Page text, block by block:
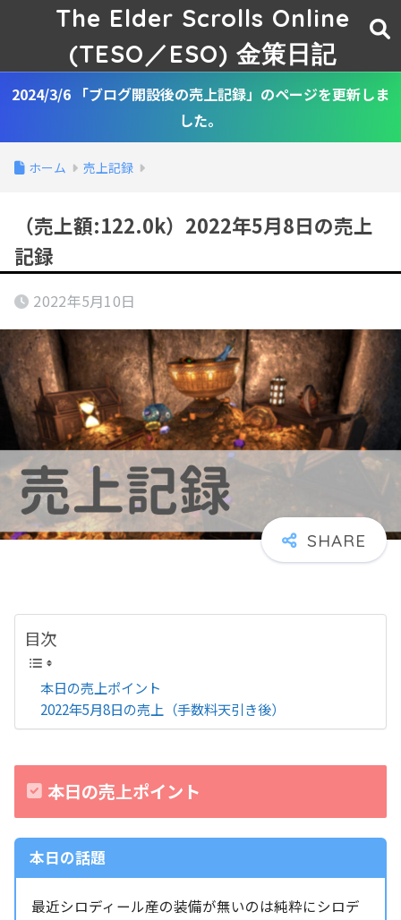
The Elder Scrolls Online
(TESO／ESO) 金策日記
2024/3/6 「ブログ開設後の売上記録」のページを更新しま
した。
ホーム 売上記録
（売上額:122.0k）2022年5月8日の売上
記録
2022年5月10日
目次
本日の売上ポイント
2022年5月8日の売上（手数料天引き後）
本日の売上ポイント
本日の話題
最近シロディール産の装備が無いのは純粋にシロデ